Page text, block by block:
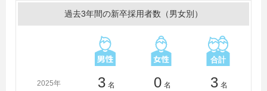
過去3年間の新卒採用者数（男女別）
2025年 3 名 0 名 3 名